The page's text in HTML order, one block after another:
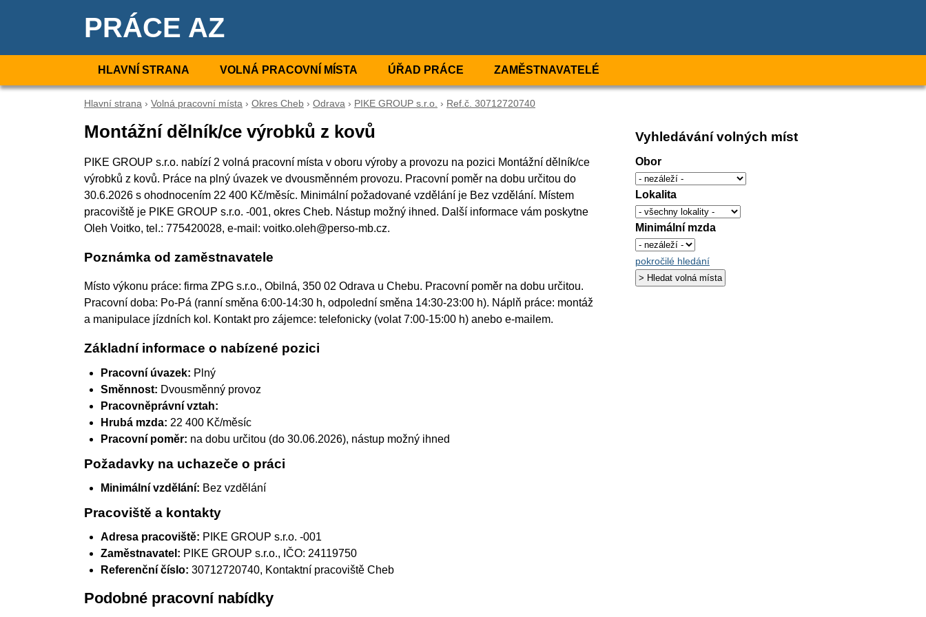
PRÁCE AZ
HLAVNÍ STRANA VOLNÁ PRACOVNÍ MÍSTA ÚŘAD PRÁCE ZAMĚSTNAVATELÉ
Hlavní strana › Volná pracovní místa › Okres Cheb › Odrava › PIKE GROUP s.r.o. › Ref.č. 30712720740
Montážní dělník/ce výrobků z kovů
PIKE GROUP s.r.o. nabízí 2 volná pracovní místa v oboru výroby a provozu na pozici Montážní dělník/ce
výrobků z kovů. Práce na plný úvazek ve dvousměnném provozu. Pracovní poměr na dobu určitou do
30.6.2026 s ohodnocením 22 400 Kč/měsíc. Minimální požadované vzdělání je Bez vzdělání. Místem
pracoviště je PIKE GROUP s.r.o. -001, okres Cheb. Nástup možný ihned. Další informace vám poskytne
Oleh Voitko, tel.: 775420028, e-mail: voitko.oleh@perso-mb.cz.
Poznámka od zaměstnavatele
Místo výkonu práce: firma ZPG s.r.o., Obilná, 350 02 Odrava u Chebu. Pracovní poměr na dobu určitou.
Pracovní doba: Po-Pá (ranní směna 6:00-14:30 h, odpolední směna 14:30-23:00 h). Náplň práce: montáž
a manipulace jízdních kol. Kontakt pro zájemce: telefonicky (volat 7:00-15:00 h) anebo e-mailem.
Základní informace o nabízené pozici
Pracovní úvazek: Plný
Směnnost: Dvousměnný provoz
Pracovněprávní vztah:
Hrubá mzda: 22 400 Kč/měsíc
Pracovní poměr: na dobu určitou (do 30.06.2026), nástup možný ihned
Požadavky na uchazeče o práci
Minimální vzdělání: Bez vzdělání
Pracoviště a kontakty
Adresa pracoviště: PIKE GROUP s.r.o. -001
Zaměstnavatel: PIKE GROUP s.r.o., IČO: 24119750
Referenční číslo: 30712720740, Kontaktní pracoviště Cheb
Podobné pracovní nabídky
Vyhledávání volných míst
Obor
Lokalita
Minimální mzda
pokročilé hledání